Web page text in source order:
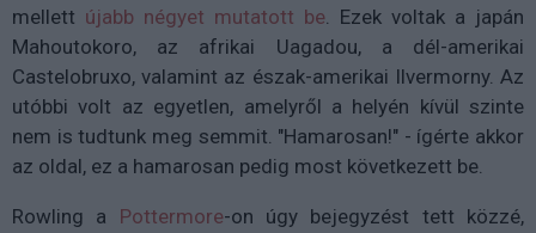
mellett újabb négyet mutatott be . Ezek voltak a japán
Mahoutokoro, az afrikai Uagadou, a dél-amerikai
Castelobruxo, valamint az észak-amerikai Ilvermorny. Az
utóbbi volt az egyetlen, amelyről a helyén kívül szinte
nem is tudtunk meg semmit. "Hamarosan!" - ígérte akkor
az oldal, ez a hamarosan pedig most következett be.
Rowling a Pottermore-on úgy bejegyzést tett közzé,